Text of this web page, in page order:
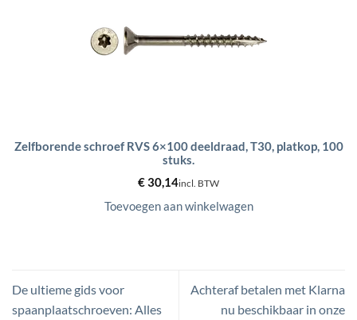
Zelfborende schroef RVS 6×100 deeldraad, T30, platkop, 100
stuks.
€30,14incl. BTW
Toevoegen aan winkelwagen
De ultieme gids voor
spaanplaatschroeven: Alles
Achteraf betalen met Klarna
nu beschikbaar in onze